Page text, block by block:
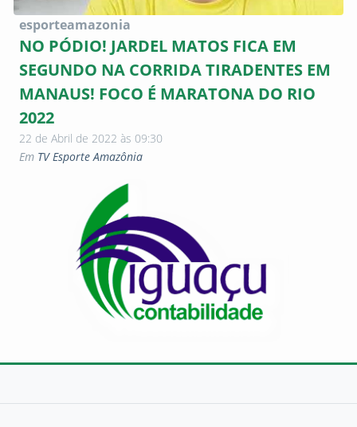
esporteamazonia
NO PÓDIO! JARDEL MATOS FICA EM
SEGUNDO NA CORRIDA TIRADENTES EM
MANAUS! FOCO É MARATONA DO RIO
2022
22 de Abril de 2022 às 09:30
Em TV Esporte Amazônia